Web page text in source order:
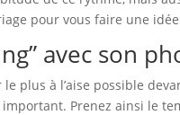
pour vous faire une
avec son
le plus à l’aise possible
Prenez ainsi le